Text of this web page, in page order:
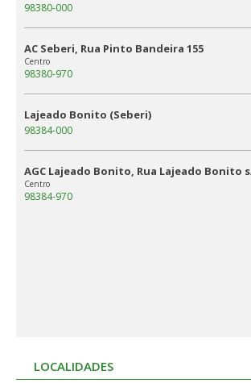
98380-000
AC Seberi, Rua Pinto Bandeira 155
Centro
98380-970
Lajeado Bonito (Seberi)
98384-000
AGC Lajeado Bonito, Rua Lajeado Bonito
Centro
98384-970
LOCALIDADES